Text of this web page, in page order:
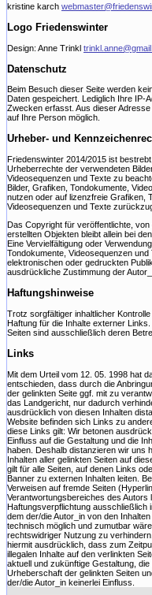
kristine karch
Logo Friedenswinter
Design: Anne Trinkl
Datenschutz
Beim Besuch dieser Seite werden
Daten gespeichert. Lediglich Ihre IP-
Zwecken erfasst. Aus dieser
auf Ihre Person möglich.
Urheber- und
Friedenswinter 2014/2015 ist
Urheberrechte der verwendeten
Videosequenzen und Texte zu
Bilder, Grafiken, Tondokumente,
nutzen oder auf lizenzfreie Grafiken,
Videosequenzen und Texte
Das Copyright für veröffentlichte, von
erstellten Objekten bleibt allein bei
Eine Vervielfältigung oder
Tondokumente, Videosequenzen und
elektronischen oder gedruckten
ausdrückliche Zustimmung der
Haftungshinweise
Trotz sorgfältiger inhaltlicher
Haftung für die Inhalte externer
Seiten sind ausschließlich deren
Links
Mit dem Urteil vom 12. 05. 1998 hat
entschieden, dass durch die
der gelinkten Seite ggf. mit zu
das Landgericht, nur dadurch
ausdrücklich von diesen Inhalten
Website befinden sich Links zu
diese Links gilt: Wir betonen
Einfluss auf die Gestaltung und die
haben. Deshalb distanzieren wir uns
Inhalten aller gelinkten Seiten auf
gilt für alle Seiten, auf denen Links
Banner zu externen Inhalten leiten.
Verweisen auf fremde Seiten
Verantwortungsbereiches des Autors
Haftungsverpflichtung ausschließlich
dem der/die Autor_in von den
technisch möglich und zumutbar
rechtswidriger Nutzung zu
hiermit ausdrücklich, dass zum
illegalen Inhalte auf den verlinkten
aktuell und zukünftige Gestaltung, die
Urheberschaft der gelinkten Seiten
der/die Autor_in keinerlei Einfluss.